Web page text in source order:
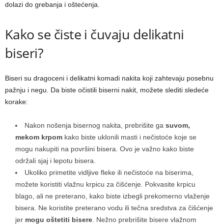
dolazi do grebanja i oštećenja.
Kako se čiste i čuvaju delikatni
biseri?
Biseri su dragoceni i delikatni komadi nakita koji zahtevaju posebnu
pažnju i negu. Da biste očistili biserni nakit, možete slediti sledeće
korake:
Nakon nošenja bisernog nakita, prebrišite ga suvom,
mekom krpom kako biste uklonili masti i nečistoće koje se
mogu nakupiti na površini bisera. Ovo je važno kako biste
održali sjaj i lepotu bisera.
Ukoliko primetite vidljive fleke ili nečistoće na biserima,
možete koristiti vlažnu krpicu za čišćenje. Pokvasite krpicu
blago, ali ne preterano, kako biste izbegli prekomerno vlaženje
bisera. Ne koristite preterano vodu ili tečna sredstva za čišćenje
jer mogu oštetiti bisere . Nežno prebrišite bisere vlažnom